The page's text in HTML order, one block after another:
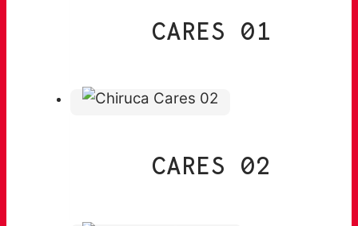
CARES 01
CARES 02